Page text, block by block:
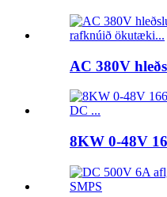
AC 380V
8KW 0-48V